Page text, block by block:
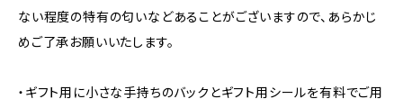
ない程度の特有の匂いなどあることがございますので、あらかじ
めご了承お願いいたします。
・ギフト用に小さな手持ちのバックとギフト用シールを有料でご用